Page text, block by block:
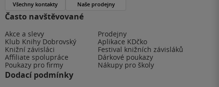
Často navštěvované
Akce a slevy
Prodejny
Klub Knihy Dobrovský
Aplikace KDčko
Knižní závisláci
Festival knižních závisláků
Affiliate spolupráce
Dárkové poukazy
Poukazy pro firmy
Nákupy pro školy
Dodací podmínky
Všechny kontakty Naše prodejny